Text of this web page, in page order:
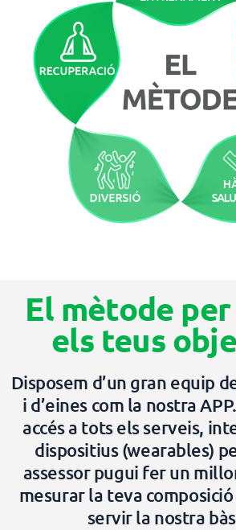
El mètode
els teus
Disposem d’un gran equip
i d’eines com la nostra
accés a tots els serveis,
dispositius (wearables)
assessor pugui fer un
mesurar la teva
servir la nostra